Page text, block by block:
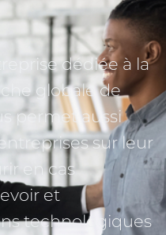
globale de
permet aussi
sur leur
en cas
et
technologiques